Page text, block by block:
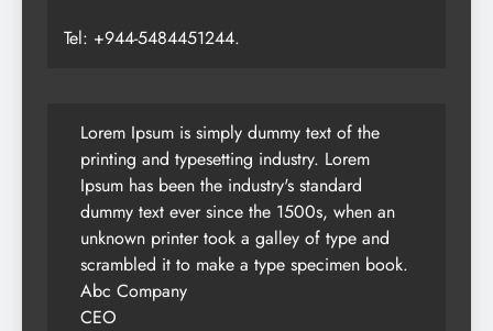
Tel: +944-5484451244.
Lorem Ipsum is simply dummy text of the
printing and typesetting industry. Lorem
Ipsum has been the industry's standard
dummy text ever since the 1500s, when an
unknown printer took a galley of type and
scrambled it to make a type specimen book.
Abc Company
CEO